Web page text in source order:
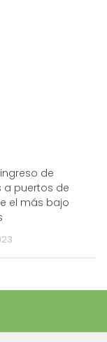
de
a puertos de
el más bajo